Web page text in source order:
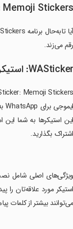
Memoji Stickers
رقم می‌زند.
WASticker: استیکرهای مموژی
این استیکرها به شما این
اشتراک بگذارید.
‏ویژگی‌های اصلی شامل
استیکر مورد علاقه‌تان را
می‌توانند بیشتر از کلمات